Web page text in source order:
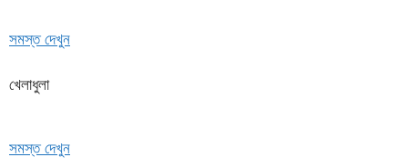
সমস্ত দেখুন
খেলাধুলা
সমস্ত দেখুন